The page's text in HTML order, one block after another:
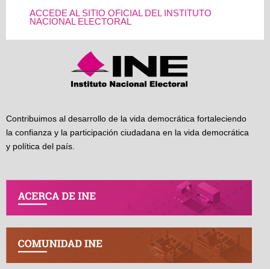
ACCEDE AL SITIO OFICIAL DEL INSTITUTO
NACIONAL ELECTORAL
Contribuimos al desarrollo de la vida democrática fortaleciendo
la confianza y la participación ciudadana en la vida democrática
y política del país.